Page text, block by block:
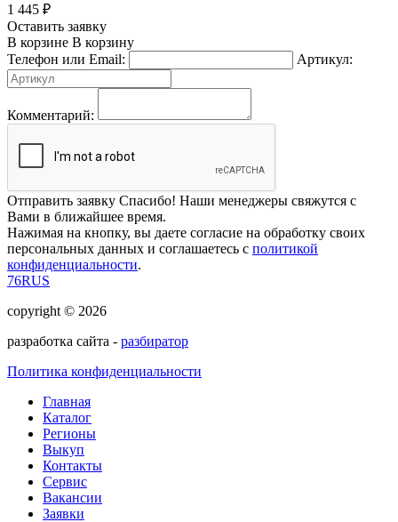
1 445 ₽
Оставить заявку
В корзине В корзину
Телефон или Email:
Артикул:
Комментарий:
Отправить заявку Спасибо! Наши менеджеры свяжутся с
Вами в ближайшее время.
Нажимая на кнопку, вы даете согласие на обработку своих
персональных данных и соглашаетесь с политикой
конфиденциальности.
76RUS
copyright © 2026
разработка сайта - разбиратор
Политика конфиденциальности
Главная
Каталог
Регионы
Выкуп
Контакты
Сервис
Вакансии
Заявки